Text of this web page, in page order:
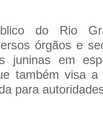
do Rio
órgãos e
juninas em
também visa
para